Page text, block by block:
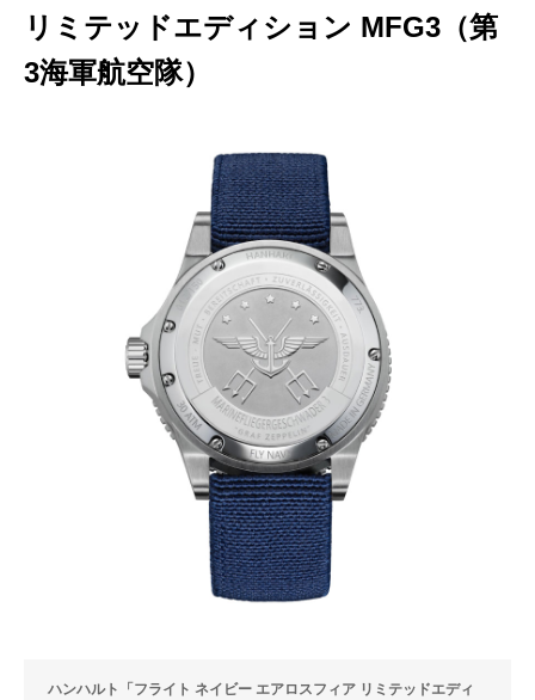
リミテッドエディション MFG3（第
3海軍航空隊）
ハンハルト「フライト ネイビー エアロスフィア リミテッドエディ